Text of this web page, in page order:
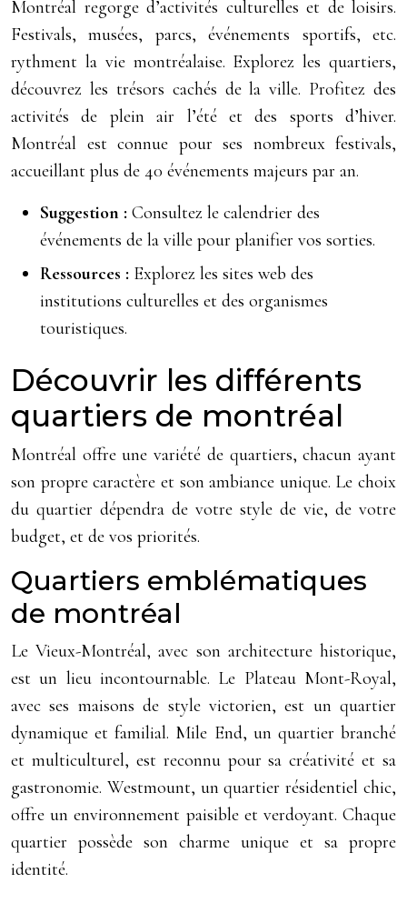
Montréal regorge d’activités culturelles et de loisirs.
Festivals, musées, parcs, événements sportifs, etc.
rythment la vie montréalaise. Explorez les quartiers,
découvrez les trésors cachés de la ville. Profitez des
activités de plein air l’été et des sports d’hiver.
Montréal est connue pour ses nombreux festivals,
accueillant plus de 40 événements majeurs par an.
Suggestion : Consultez le calendrier des
événements de la ville pour planifier vos sorties.
Ressources : Explorez les sites web des
institutions culturelles et des organismes
touristiques.
Découvrir les différents
quartiers de montréal
Montréal offre une variété de quartiers, chacun ayant
son propre caractère et son ambiance unique. Le choix
du quartier dépendra de votre style de vie, de votre
budget, et de vos priorités.
Quartiers emblématiques
de montréal
Le Vieux-Montréal, avec son architecture historique,
est un lieu incontournable. Le Plateau Mont-Royal,
avec ses maisons de style victorien, est un quartier
dynamique et familial. Mile End, un quartier branché
et multiculturel, est reconnu pour sa créativité et sa
gastronomie. Westmount, un quartier résidentiel chic,
offre un environnement paisible et verdoyant. Chaque
quartier possède son charme unique et sa propre
identité.